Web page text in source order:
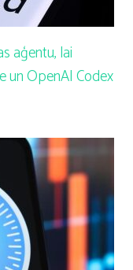
aģentu, lai
un OpenAI Codex